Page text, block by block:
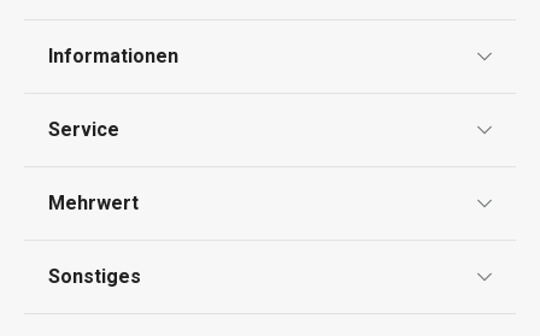
Informationen
Impressum
Service
Rückgabe von Waren/Reklamation
Mehrwert
Sonstiges